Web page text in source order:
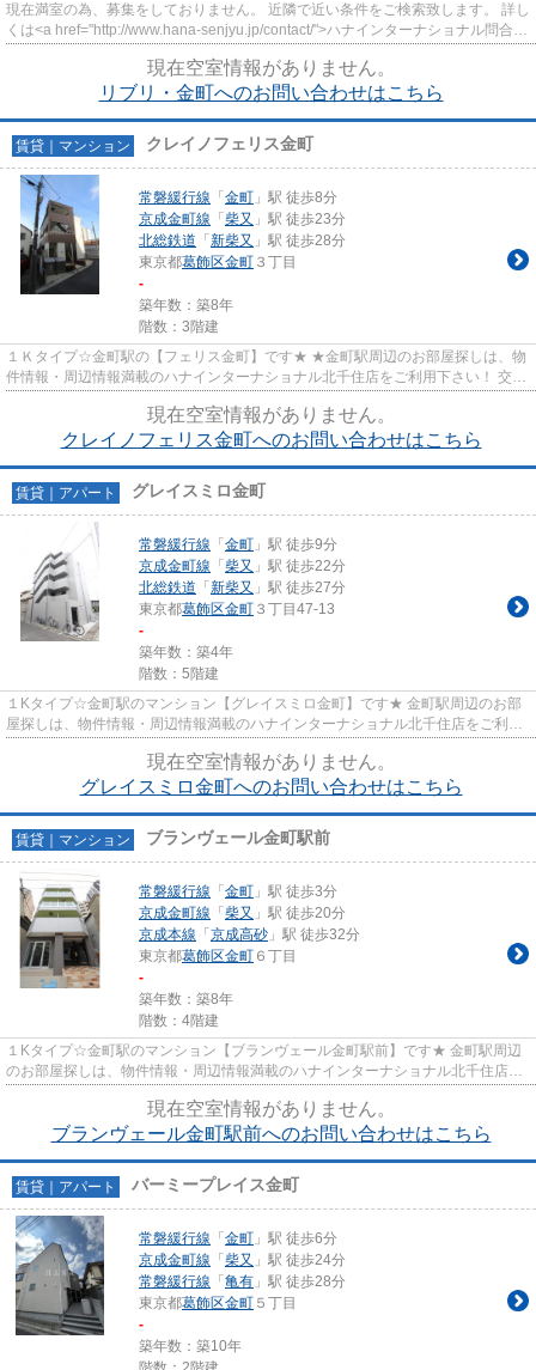
現在満室の為、募集をしておりません。 近隣で近い条件をご検索致します。 詳し
くは<a href="http://www.hana-senjyu.jp/contact/">ハナインターナショナル問合わ
現在空室情報がありません。
リブリ・金町へのお問い合わせはこちら
賃貸｜マンション クレイノフェリス金町
常磐緩行線 「 金町 」駅 徒歩8分
京成金町線 「 柴又 」駅 徒歩23分
北総鉄道 「 新柴又 」駅 徒歩28分
東京都葛飾区金町 ３丁目
-
築年数：築8年
階数：3階建
１Ｋタイプ☆金町駅の【フェリス金町】です★ ★金町駅周辺のお部屋探しは、物
件情報・周辺情報満載のハナインターナショナル北千住店をご利用下さい！ 交
現在空室情報がありません。
クレイノフェリス金町へのお問い合わせはこちら
賃貸｜アパート グレイスミロ金町
常磐緩行線 「 金町 」駅 徒歩9分
京成金町線 「 柴又 」駅 徒歩22分
北総鉄道 「 新柴又 」駅 徒歩27分
東京都葛飾区金町 ３丁目47-13
-
築年数：築4年
階数：5階建
１Kタイプ☆金町駅のマンション【グレイスミロ金町】です★ 金町駅周辺のお部
屋探しは、物件情報・周辺情報満載のハナインターナショナル北千住店をご利用
現在空室情報がありません。
グレイスミロ金町へのお問い合わせはこちら
賃貸｜マンション ブランヴェール金町駅前
常磐緩行線 「 金町 」駅 徒歩3分
京成金町線 「 柴又 」駅 徒歩20分
京成本線 「 京成高砂 」駅 徒歩32分
東京都葛飾区金町 ６丁目
-
築年数：築8年
階数：4階建
１Kタイプ☆金町駅のマンション【ブランヴェール金町駅前】です★ 金町駅周辺
のお部屋探しは、物件情報・周辺情報満載のハナインターナショナル北千住店を
現在空室情報がありません。
ブランヴェール金町駅前へのお問い合わせはこちら
賃貸｜アパート バーミープレイス金町
常磐緩行線 「 金町 」駅 徒歩6分
京成金町線 「 柴又 」駅 徒歩24分
常磐緩行線 「 亀有 」駅 徒歩28分
東京都葛飾区金町 ５丁目
-
築年数：築10年